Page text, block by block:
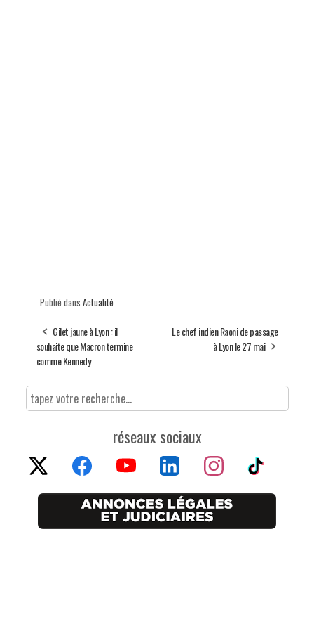
Publié dans Actualité
Gilet jaune à Lyon : il
souhaite que Macron termine
comme Kennedy
Le chef indien Raoni de passage
à Lyon le 27 mai
réseaux sociaux